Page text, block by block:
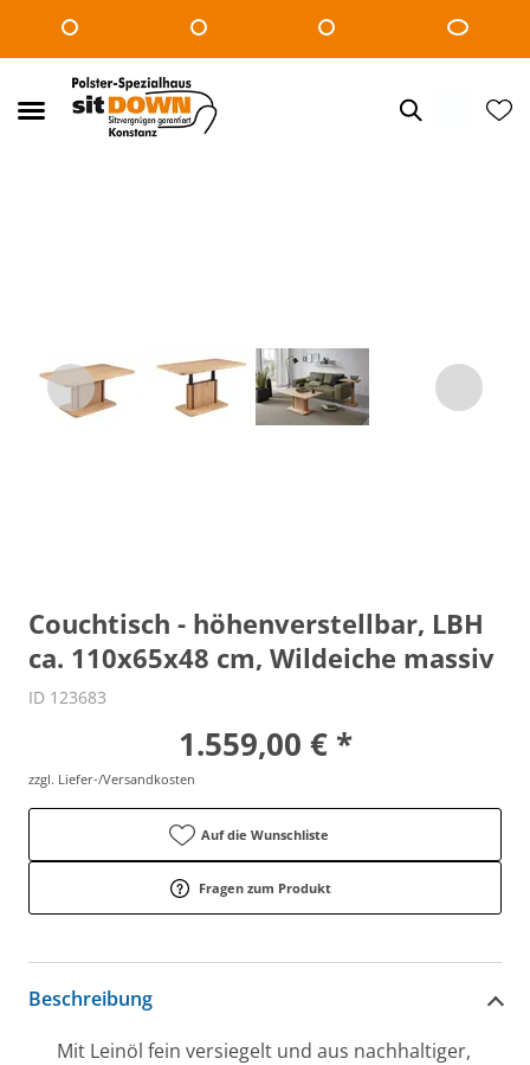
Couchtisch - höhenverstellbar, LBH
ca. 110x65x48 cm, Wildeiche massiv
ID 123683
1.559,00 € *
zzgl. Liefer-/Versandkosten
Auf die Wunschliste
Fragen zum Produkt
Beschreibung
Mit Leinöl fein versiegelt und aus nachhaltiger,